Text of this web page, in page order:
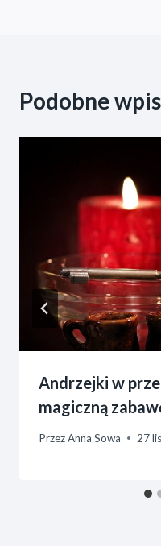
Podobne
Andrzejki w
magiczną
PrzezAnna Sowa 27